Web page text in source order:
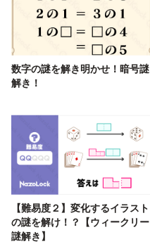
数字の謎を解き明かせ！暗号謎
解き！
【難易度２】変化するイラスト
の謎を解け！？【ウィークリー
謎解き】